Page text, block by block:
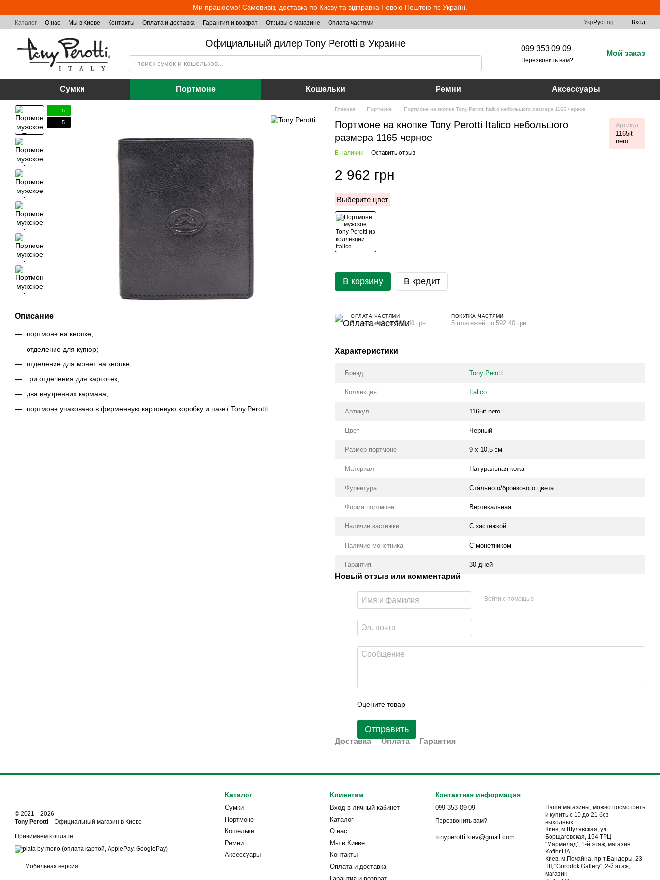
Ми працюємо! Самовивіз, доставка по Києву та відправка Новою Поштою по Україні.
Каталог О нас Мы в Киеве Контакты Оплата и доставка Гарантия и возврат Отзывы о магазине Оплата частями Укр РусEng Вход
Официальный дилер Tony Perotti в Украине 099 353 09 09
Перезвонить вам?
Мой заказ
Сумки Портмоне Кошельки Ремни Аксессуары
5
5
Описание
портмоне на кнопке;
отделение для купюр;
отделение для монет на кнопке;
три отделения для карточек;
два внутренних кармана;
портмоне упаковано в фирменную картонную коробку и пакет Tony Perotti.
Главная Портмоне Портмоне на кнопке Tony Perotti Italico небольшого размера 1165 черное
Портмоне на кнопке Tony Perotti Italico небольшого
размера 1165 черное
Артикул
1165it-
nero
В наличии Оставить отзыв
2 962 грн
Выберите цвет
В корзину В кредит
ОПЛАТА ЧАСТЯМИ
5 платежей по 592.40 грн
ПОКУПКА ЧАСТЯМИ
5 платежей по 592.40 грн
Характеристики
Бренд Tony Perotti
Коллекция Italico
Артикул 1165it-nero
Цвет Черный
Размер портмоне 9 х 10,5 см
Материал Натуральная кожа
Фурнитура Стального/бронзового цвета
Форма портмоне Вертикальная
Наличие застежки С застежкой
Наличие монетника С монетником
Гарантия 30 дней
Новый отзыв или комментарий
Войти с помощью
Оцените товар
Отправить
Доставка Оплата Гарантия
© 2021—2026
Tony Perotti – Официальный магазин в Киеве
Принимаем к оплате
Мобильная версия
Каталог
Сумки
Портмоне
Кошельки
Ремни
Аксессуары
Клиентам
Вход в личный кабинет
Каталог
О нас
Мы в Киеве
Контакты
Оплата и доставка
Гарантия и возврат
Контактная информация
099 353 09 09
Перезвонить вам?
tonyperotti.kiev@gmail.com
Наши магазины, можно посмотреть
и купить с 10 до 21 без
выходных:................................................
Киев, м.Шулявская, ул.
Борщаговская, 154 ТРЦ
"Мармелад", 1-й этаж, магазин
Koffer.UA.........................................
Киев, м.Почайна, пр-т.Бандеры, 23
ТЦ "Gorodok Gallery", 2-й этаж,
магазин